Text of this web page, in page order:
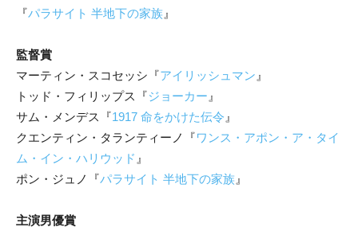
『パラサイト 半地下の家族 』
監督賞
マーティン・スコセッシ『アイリッシュマン 』
トッド・フィリップス『ジョーカー 』
サム・メンデス『1917 命をかけた伝令 』
クエンティン・タランティーノ『ワンス・アポン・ア・タイ
ム・イン・ハリウッド 』
ポン・ジュノ『パラサイト 半地下の家族 』
主演男優賞